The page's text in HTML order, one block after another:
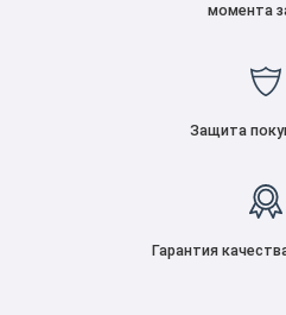
момента
Защита
Гарантия